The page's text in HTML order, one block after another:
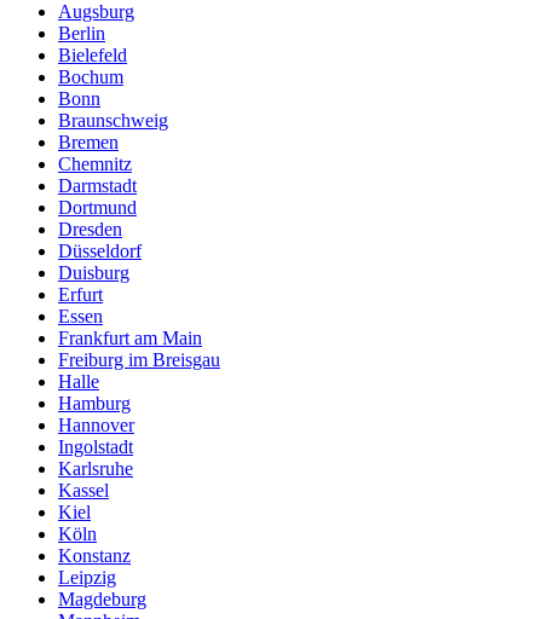
Augsburg
Berlin
Bielefeld
Bochum
Bonn
Braunschweig
Bremen
Chemnitz
Darmstadt
Dortmund
Dresden
Düsseldorf
Duisburg
Erfurt
Essen
Frankfurt am Main
Freiburg im Breisgau
Halle
Hamburg
Hannover
Ingolstadt
Karlsruhe
Kassel
Kiel
Köln
Konstanz
Leipzig
Magdeburg